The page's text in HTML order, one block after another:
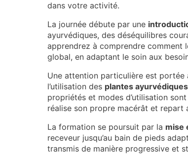
dans votre activité.
La journée débute par une
ayurvédiques, des déséquilibres
apprendrez à comprendre comment
global, en adaptant le soin aux
Une attention particulière est portée
l’utilisation des plantes ayurvédiques
propriétés et modes d’utilisation
réalise son propre macérât et repart
La formation se poursuit par la mise
receveur jusqu’au bain de pieds
transmis de manière progressive et